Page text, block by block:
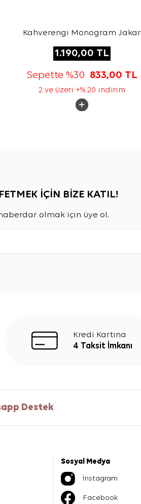
Kahverengi Monogram Jakar
1.190,00 TL
Sepette %30 833,00 TL
2 ve üzeri +% 20 indirim
İÇİN BİZE KATIL!
olmak için üye ol.
Kredi Kartına
4 Taksit İmkanı
Destek
Sosyal Medya
İnstagram
Facebook